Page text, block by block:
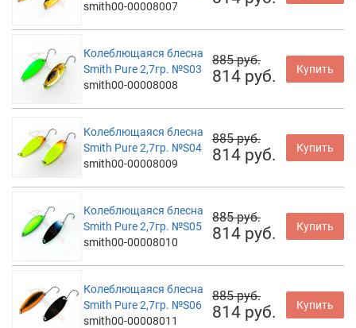
smith00-00008007
Колеблющаяся блесна
Smith Pure 2,7гр. №S03
smith00-00008008
885 руб.
814 руб. Купить
Колеблющаяся блесна
Smith Pure 2,7гр. №S04
smith00-00008009
885 руб.
814 руб. Купить
Колеблющаяся блесна
Smith Pure 2,7гр. №S05
smith00-00008010
885 руб.
814 руб. Купить
Колеблющаяся блесна
Smith Pure 2,7гр. №S06
smith00-00008011
885 руб.
814 руб. Купить